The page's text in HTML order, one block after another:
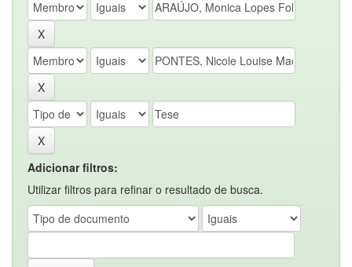
Adicionar filtros:
Utilizar filtros para refinar o resultado de busca.